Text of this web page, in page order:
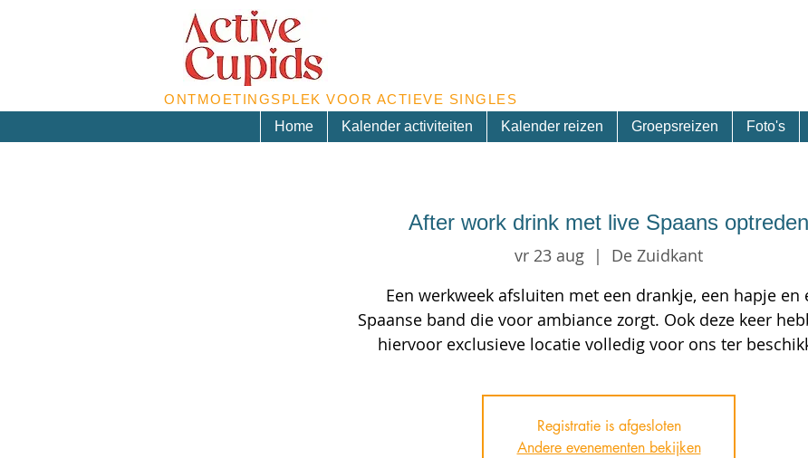
ONTMOETINGSPLEK VOOR ACTIEVE SINGLES
Home
Kalender activiteiten Kalender reizen Groepsreizen Foto's
After work drink met live Spaans optreden
vr 23 aug
  |
De Zuidkant
Een werkweek afsluiten met een drankje, een hapje en
Spaanse band die voor ambiance zorgt. Ook deze keer
hiervoor exclusieve locatie volledig voor ons ter
Registratie is afgesloten
Andere evenementen bekijken